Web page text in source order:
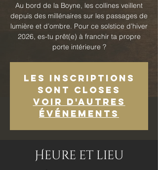
Au bord de la Boyne, les collines veillent
depuis des millénaires sur les passages de
lumière et d’ombre. Pour ce solstice d’hiver
2026, es-tu prêt(e) à franchir ta propre
porte intérieure ?
Les inscriptions
sont closes
Voir d'autres
événements
Heure et lieu